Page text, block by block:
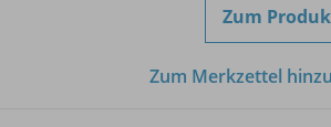
Zum
Zum Merkzettel